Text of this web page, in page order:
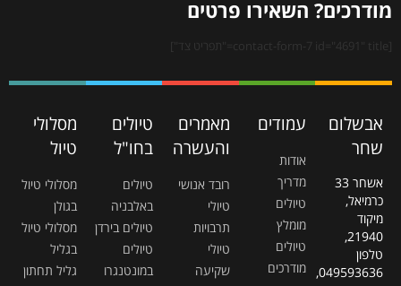
מודרכים? השאירו פרטים
[contact-form-7 id="4691" title="תפריט צד"]
אבשלום
שחר
אשחר 33
כרמיאל,
מיקוד
21940,
טלפון
049593636,
עמודים
אודות
מדריך
טיולים
מומלץ
טיולים
מודרכים
מאמרים
והעשרה
רובד אנושי
טיולי
תרבויות
טיולי
שקיעה
טיולים
בחו"ל
טיולים
באלבניה
טיולים בירדן
טיולים
במונטנגרו
מסלולי
טיול
מסלולי טיול
בגולן
מסלולי טיול
בגליל
גליל תחתון